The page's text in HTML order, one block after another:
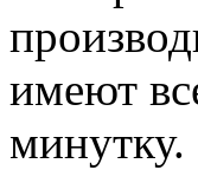
имеют
минутку.